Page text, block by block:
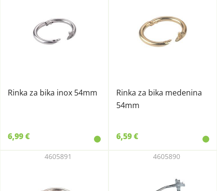
Rinka za bika inox 54mm
6,99 €
Rinka za bika medenina
54mm
6,59 €
4605891 4605890